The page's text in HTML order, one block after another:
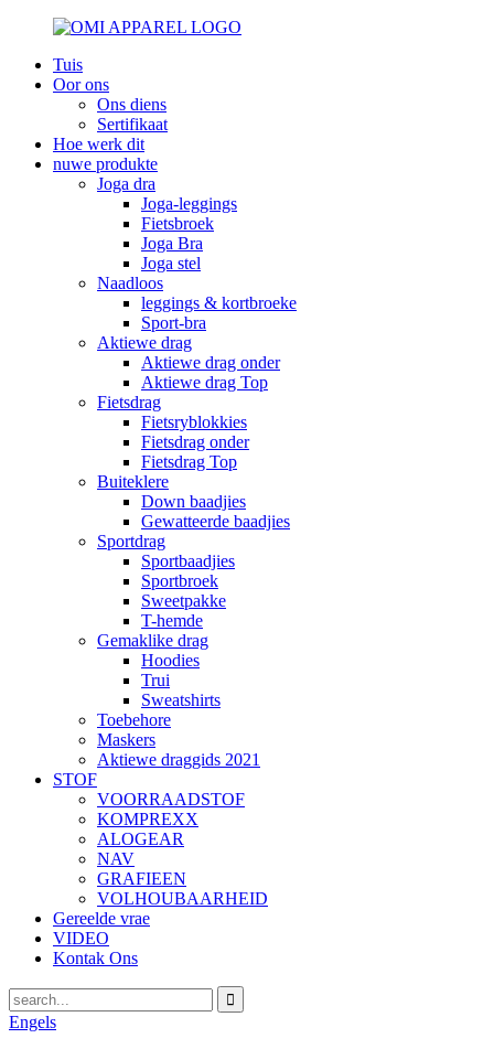
Tuis
Oor ons
Ons diens
Sertifikaat
Hoe werk dit
nuwe produkte
Joga dra
Joga-leggings
Fietsbroek
Joga Bra
Joga stel
Naadloos
leggings & kortbroeke
Sport-bra
Aktiewe drag
Aktiewe drag onder
Aktiewe drag Top
Fietsdrag
Fietsryblokkies
Fietsdrag onder
Fietsdrag Top
Buiteklere
Down baadjies
Gewatteerde baadjies
Sportdrag
Sportbaadjies
Sportbroek
Sweetpakke
T-hemde
Gemaklike drag
Hoodies
Trui
Sweatshirts
Toebehore
Maskers
Aktiewe draggids 2021
STOF
VOORRAADSTOF
KOMPREXX
ALOGEAR
NAV
GRAFIEEN
VOLHOUBAARHEID
Gereelde vrae
VIDEO
Kontak Ons
Engels